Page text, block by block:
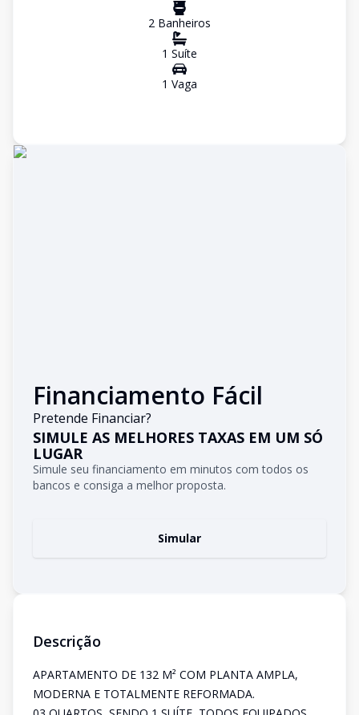
2 Banheiros
1 Suíte
1 Vaga
Financiamento Fácil
Pretende Financiar?
SIMULE AS MELHORES TAXAS EM UM SÓ
LUGAR
Simule seu financiamento em minutos com todos os
bancos e consiga a melhor proposta.
Simular
Descrição
APARTAMENTO DE 132 M² COM PLANTA AMPLA,
MODERNA E TOTALMENTE REFORMADA.